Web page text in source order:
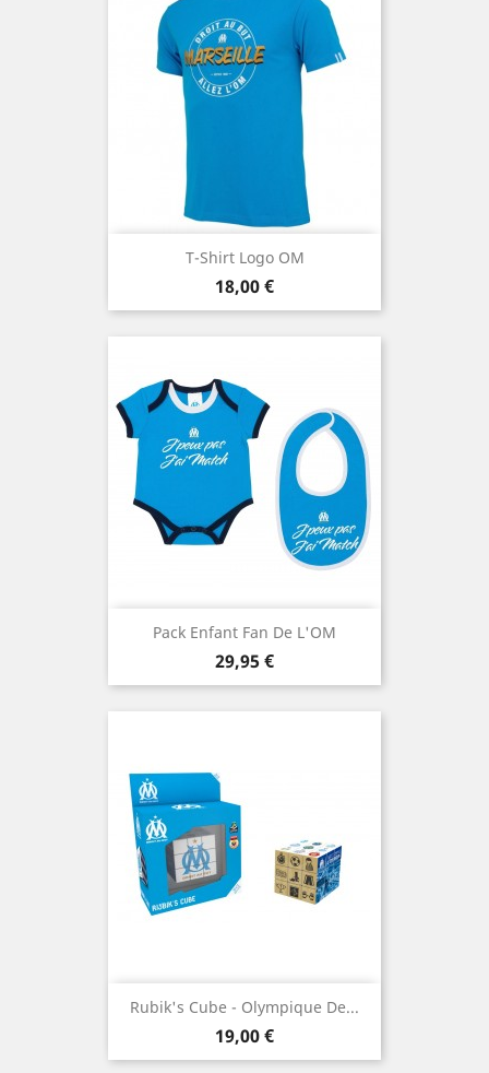
T-Shirt Logo OM
Prix
18,00 €
Pack Enfant Fan De L'OM
Prix
29,95 €
Rubik's Cube - Olympique De...
Prix
19,00 €